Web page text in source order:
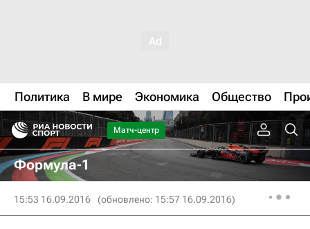
Политика В мире Экономика Общество
Матч-центр
Формула-1
15:53 16.09.2016 (обновлено: 15:57 16.09.2016)